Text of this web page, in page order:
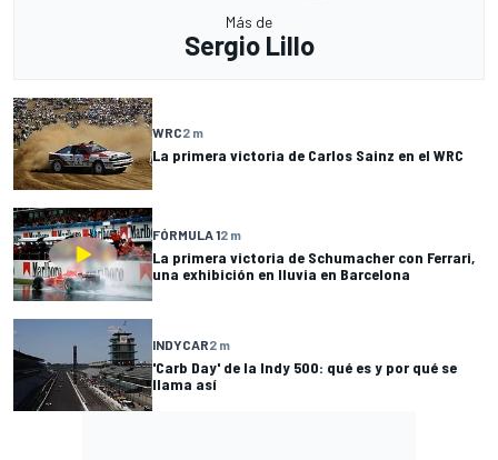
Más de
Sergio Lillo
WRC2 m
La primera victoria de Carlos Sainz en el WRC
FÓRMULA 12 m
La primera victoria de Schumacher con Ferrari,
una exhibición en lluvia en Barcelona
INDYCAR2 m
'Carb Day' de la Indy 500: qué es y por qué se
llama así